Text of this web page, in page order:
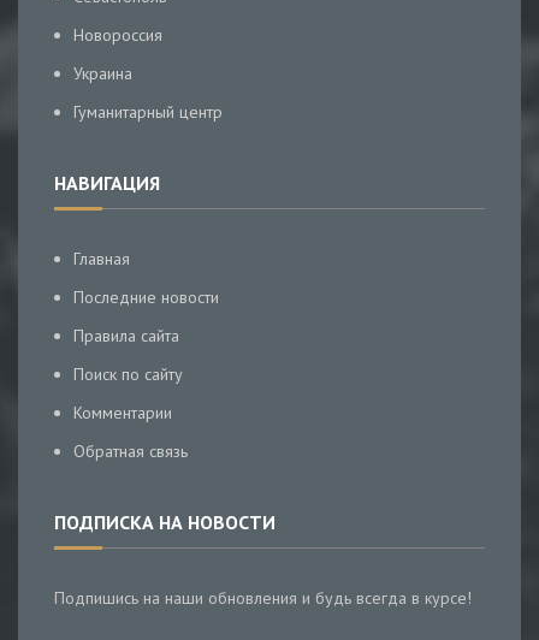
Новороссия
Украина
Гуманитарный центр
НАВИГАЦИЯ
Главная
Последние новости
Правила сайта
Поиск по сайту
Комментарии
Обратная связь
ПОДПИСКА НА НОВОСТИ
Подпишись на наши обновления и будь всегда в курсе!